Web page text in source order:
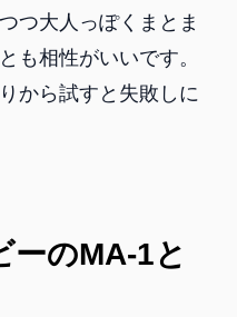
つ大人っぽくまとま
も相性がいいです。
から試すと失敗しに
ーのMA-1と